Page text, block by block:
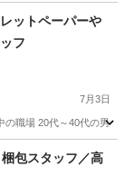
ットペーパーや
フ
7月3日
の職場 20代～40代の
包スタッフ／高